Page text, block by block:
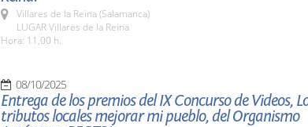
Villares de la Reina (Salamanca)
LUGAR Villares de la Reina
Hora: 11,00 h.
08/10/2025
Entrega de los premios del IX Concurso de Videos,
tributos locales mejorar mi pueblo, del Organismo